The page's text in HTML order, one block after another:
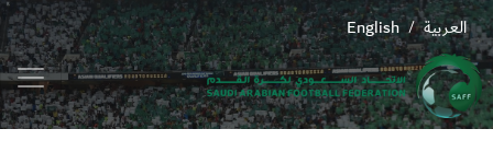
English / العربية